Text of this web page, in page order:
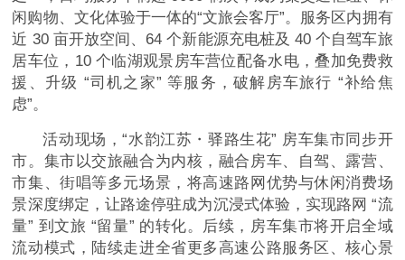
闲购物、文化体验于一体的“文旅会客厅”。服务区内拥有
近 30 亩开放空间、64 个新能源充电桩及 40 个自驾车旅
居车位，10 个临湖观景房车营位配备水电，叠加免费救
援、升级 “司机之家” 等服务，破解房车旅行 “补给焦
虑”。
活动现场，“水韵江苏・驿路生花” 房车集市同步开
市。集市以交旅融合为内核，融合房车、自驾、露营、
市集、街唱等多元场景，将高速路网优势与休闲消费场
景深度绑定，让路途停驻成为沉浸式体验，实现路网 “流
量” 到文旅 “留量” 的转化。后续，房车集市将开启全域
流动模式，陆续走进全省更多高速公路服务区、核心景